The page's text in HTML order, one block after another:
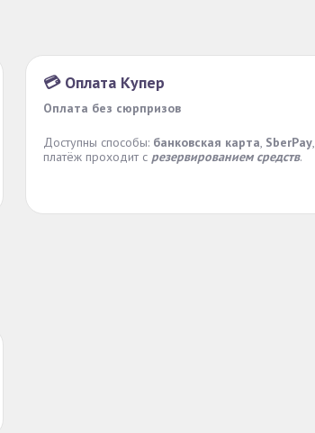
💳 Оплата Купер
Оплата без сюрпризов
Доступны способы: банковская карта, SberPay,
платёж проходит с резервированием средств.